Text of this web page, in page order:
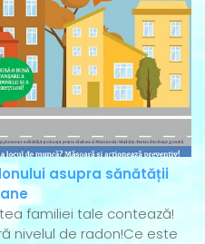
asupra sănătății
familiei tale contează!
nivelul de radon!Ce este